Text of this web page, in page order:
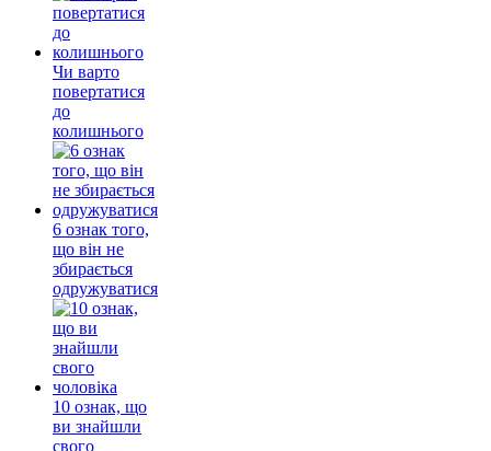
Чи варто
повертатися
до
колишнього
6 ознак того,
що він не
збирається
одружуватися
10 ознак, що
ви знайшли
свого